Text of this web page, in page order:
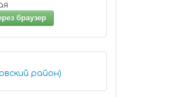
браузер
район)